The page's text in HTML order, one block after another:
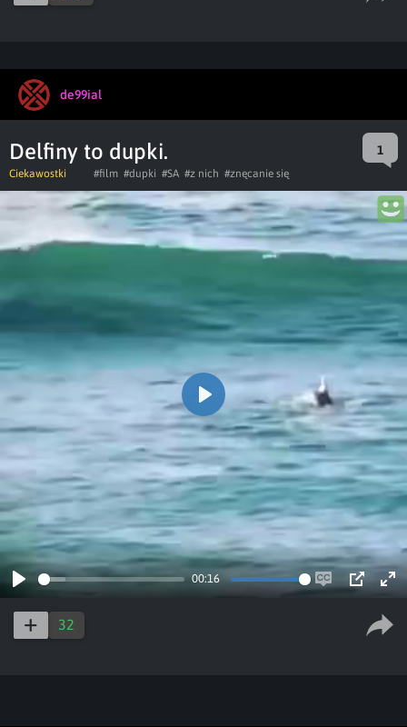
de99ial
Delfiny to dupki. 1
Ciekawostki #film #dupki #SA #z nich #znęcanie się
00:16
EnablePIP
Play
32